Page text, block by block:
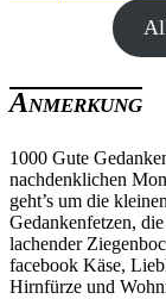
Anmerkung
1000 Gute
nachdenklichen
geht’s um die
Gedankenfetzen,
lachender
facebook Käse,
Hirnfürze und